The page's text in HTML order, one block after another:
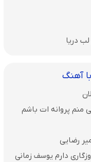
دریا
آهنگ
منم پروانه ات باشم
رضایی
دارم یوسف زمانی